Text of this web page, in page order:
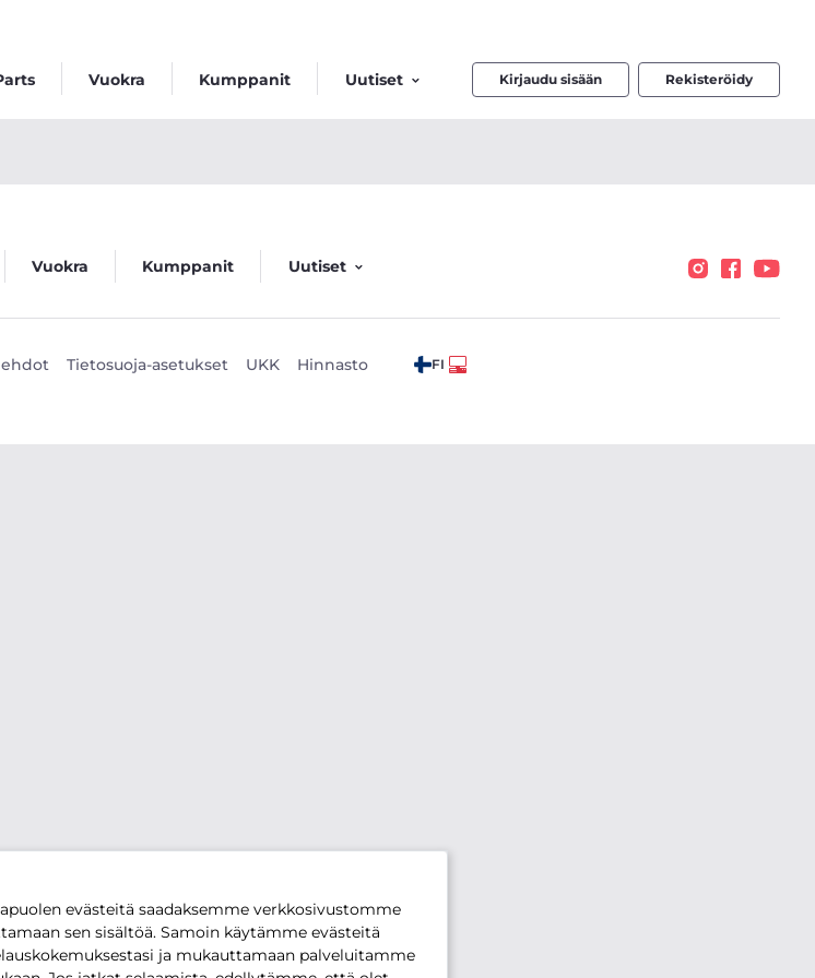
Vuokra Kumppanit Uutiset Kirjaudu sisään Rekisteröidy
evästeitä saadaksemme verkkosivustomme
sen sisältöä. Samoin käytämme evästeitä
ja mukauttamaan palveluitamme
Vuokra Kumppanit Uutiset
ehdot Tietosuoja-asetukset UKK Hinnasto FI